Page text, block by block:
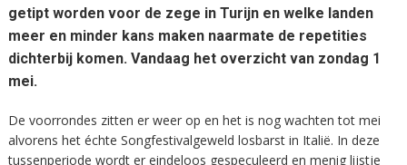
getipt worden voor de zege in Turijn en welke landen
meer en minder kans maken naarmate de repetities
dichterbij komen. Vandaag het overzicht van zondag 1
mei.
De voorrondes zitten er weer op en het is nog wachten tot mei
alvorens het échte Songfestivalgeweld losbarst in Italië. In deze
tussenperiode wordt er eindeloos gespeculeerd en menig lijstje